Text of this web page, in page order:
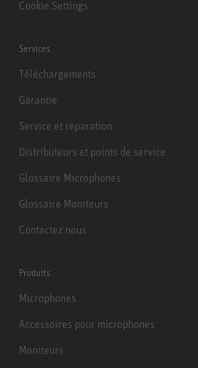
Cookie Settings
Services
Téléchargements
Garantie
Service et réparation
Distributeurs et points de service
Glossaire Microphones
Glossaire Moniteurs
Contactez nous
Produits
Microphones
Accessoires pour microphones
Moniteurs